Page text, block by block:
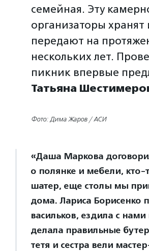
семейная. Эту
организаторы хранят
передают на
нескольких лет.
пикник впервые
Татьяна
Фото: Дима Жаров / АСИ
«Даша Маркова
о полянке и мебели, кто-
шатер, еще столы мы
дома. Лариса Борисенко
васильков, ездила с нами
делала правильные
тетя и сестра вели